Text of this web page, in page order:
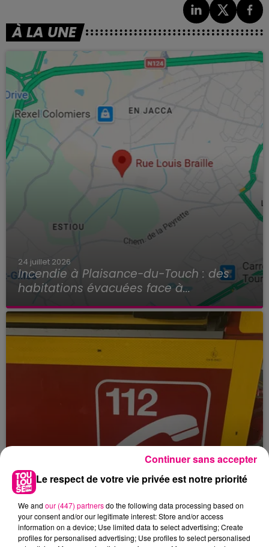
À LA UNE
24 juillet 2026
Incendie à Plaisance-du-Touch : des
habitations évacuées face à...
23 juillet 2026
Le respect de votre vie privée est notre priorité
We and our (447) partnersdo the following data processing based on
your consent and/or our legitimate interest: Store and/or access
information on a device; Use limited data to select advertising; Create
profiles for personalised advertising; Use profiles to select personalised
Continuer sans accepter